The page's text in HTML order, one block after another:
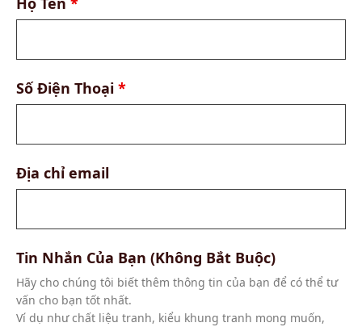
Số Điện Thoại *
Địa chỉ email
Tin Nhắn Của Bạn (Không Bắt Buộc)
Hãy cho chúng tôi biết thêm thông tin của bạn để có thể tư
vấn cho bạn tốt nhất.
Ví dụ như chất liệu tranh, kiểu khung tranh mong muốn,